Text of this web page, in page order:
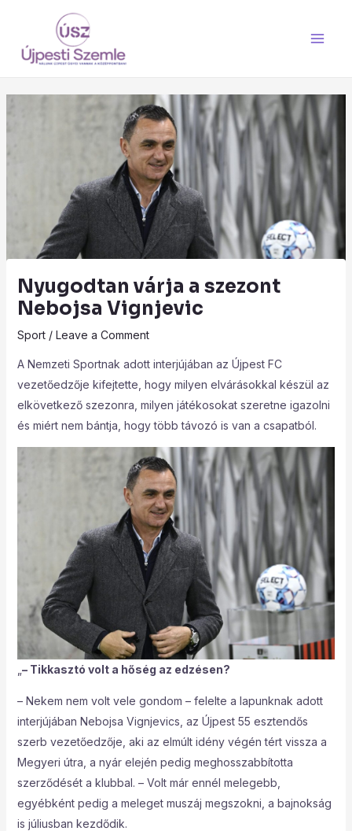
content
Nyugodtan várja a szezont
Nebojsa Vignjevic
Sport/ Leave a Comment
A Nemzeti Sportnak adott interjújában az Újpest FC
vezetőedzője kifejtette, hogy milyen elvárásokkal készül az
elkövetkező szezonra, milyen játékosokat szeretne igazolni
és miért nem bántja, hogy több távozó is van a csapatból.
– Tikkasztó volt a hőség az edzésen?
– Nekem nem volt vele gondom – felelte a lapunknak adott
interjújában Nebojsa Vignjevics, az Újpest 55 esztendős
szerb vezetőedzője, aki az elmúlt idény végén tért vissza a
Megyeri útra, a nyár elején pedig meghosszabbította
szerződését a klubbal. – Volt már ennél melegebb,
egyébként pedig a meleget muszáj megszokni, a bajnokság
is júliusban kezdődik.